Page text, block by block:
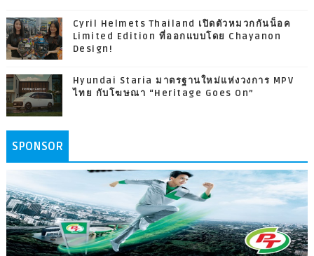
Cyril Helmets Thailand เปิดตัวหมวกกันน็อค
Limited Edition ที่ออกแบบโดย Chayanon
Design!
Hyundai Staria มาตรฐานใหม่แห่งวงการ MPV
ไทย กับโฆษณา “Heritage Goes On”
SPONSOR